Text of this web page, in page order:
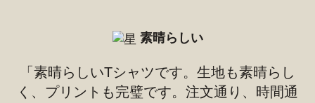
素晴らしい
「素晴らしいTシャツです。生地も素晴らし
く、プリントも完璧です。注文通り、時間通